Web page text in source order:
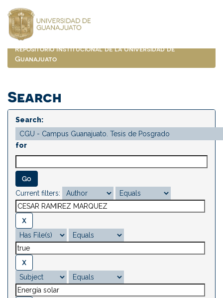
navigation
Repositorio Institucional de la Universidad de
Guanajuato
Search
Search:
for
Current filters: